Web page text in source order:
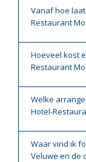
Vanaf hoe
Restaurant
Hoeveel kost
Restaurant
Welke
Hotel-
Waar vind ik
Veluwe en de